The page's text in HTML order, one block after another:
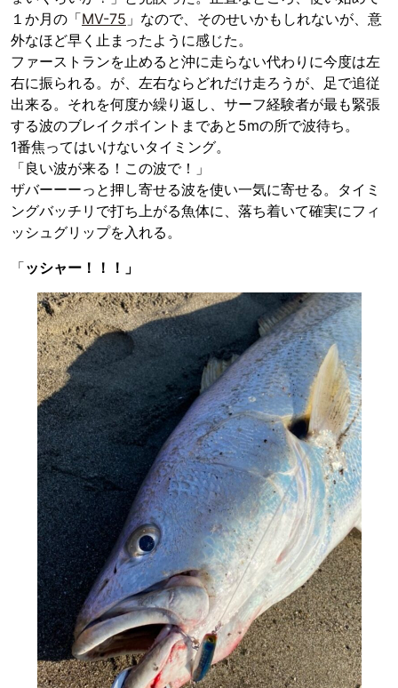
１か月の「MV-75 」なので、そのせいかもしれないが、意
外なほど早く止まったように感じた。
ファーストランを止めると沖に走らない代わりに今度は左
右に振られる。が、左右ならどれだけ走ろうが、足で追従
出来る。それを何度か繰り返し、サーフ経験者が最も緊張
する波のブレイクポイントまであと5mの所で波待ち。
1番焦ってはいけないタイミング。
「良い波が来る！この波で！」
ザバーーーっと押し寄せる波を使い一気に寄せる。タイミ
ングバッチリで打ち上がる魚体に、落ち着いて確実にフィ
ッシュグリップを入れる。
「ッシャー！！！」